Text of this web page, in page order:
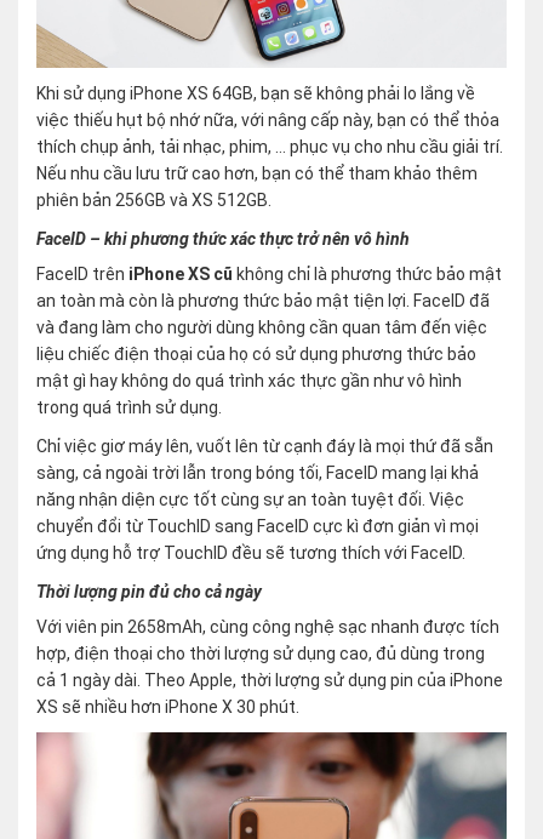
Khi sử dụng iPhone XS 64GB, bạn sẽ không phải lo lắng về
việc thiếu hụt bộ nhớ nữa, với nâng cấp này, bạn có thể thỏa
thích chụp ảnh, tải nhạc, phim, … phục vụ cho nhu cầu giải trí.
Nếu nhu cầu lưu trữ cao hơn, bạn có thể tham khảo thêm
phiên bản 256GB và XS 512GB.
FaceID – khi phương thức xác thực trở nên vô hình
FaceID trên iPhone XS cũ không chỉ là phương thức bảo mật
an toàn mà còn là phương thức bảo mật tiện lợi. FaceID đã
và đang làm cho người dùng không cần quan tâm đến việc
liệu chiếc điện thoại của họ có sử dụng phương thức bảo
mật gì hay không do quá trình xác thực gần như vô hình
trong quá trình sử dụng.
Chỉ việc giơ máy lên, vuốt lên từ cạnh đáy là mọi thứ đã sẵn
sàng, cả ngoài trời lẫn trong bóng tối, FaceID mang lại khả
năng nhận diện cực tốt cùng sự an toàn tuyệt đối. Việc
chuyển đổi từ TouchID sang FaceID cực kì đơn giản vì mọi
ứng dụng hỗ trợ TouchID đều sẽ tương thích với FaceID.
Thời lượng pin đủ cho cả ngày
Với viên pin 2658mAh, cùng công nghệ sạc nhanh được tích
hợp, điện thoại cho thời lượng sử dụng cao, đủ dùng trong
cả 1 ngày dài. Theo Apple, thời lượng sử dụng pin của iPhone
XS sẽ nhiều hơn iPhone X 30 phút.